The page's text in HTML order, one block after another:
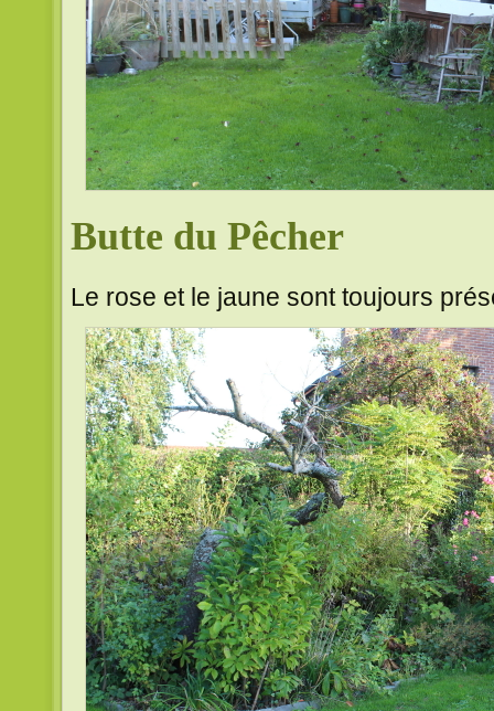
Butte du Pêcher
Le rose et le jaune sont toujours